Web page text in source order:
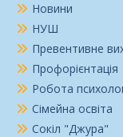
Новини
НУШ
Превентивне
Профорієнтація
Робота
Сімейна освіта
Сокіл "Джура"